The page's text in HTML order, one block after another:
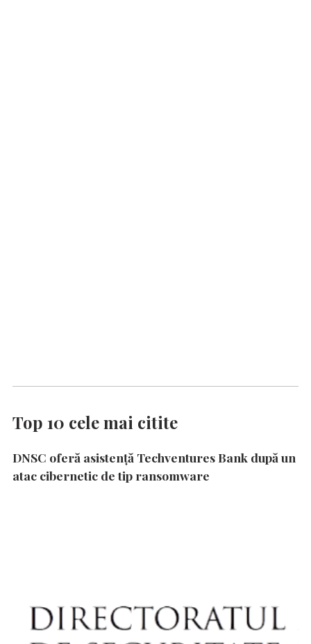
Top 10 cele mai citite
DNSC oferă asistență Techventures Bank după un
atac cibernetic de tip ransomware